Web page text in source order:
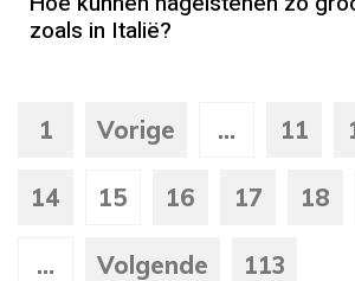
zoals in Italië?
1 Vorige ... 11
14 15 16 17 18
... Volgende 113